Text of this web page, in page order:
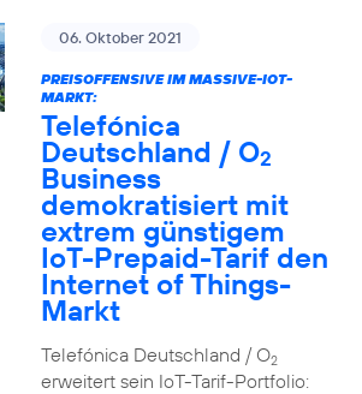
06. Oktober 2021
PREISOFFENSIVE IM MASSIVE-IOT-
MARKT:
Telefónica
Deutschland / O2
Business
demokratisiert mit
extrem günstigem
IoT-Prepaid-Tarif den
Internet of Things-
Markt
Telefónica Deutschland / O2
erweitert sein IoT-Tarif-Portfolio: